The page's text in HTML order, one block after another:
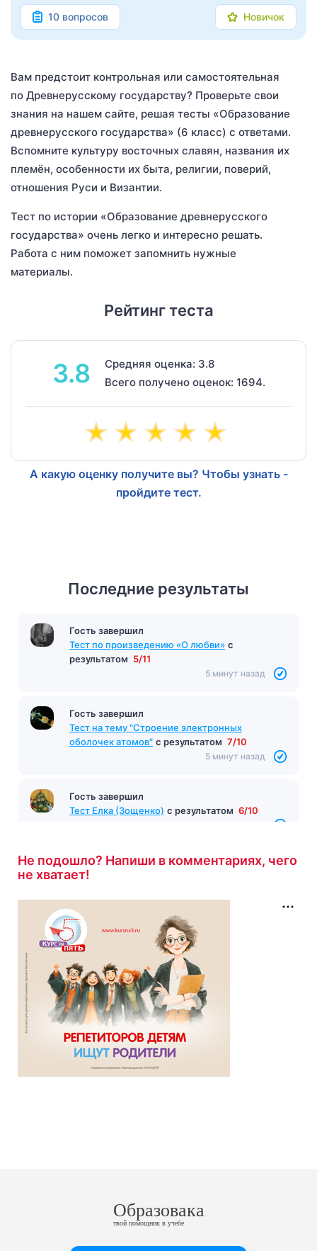
10 вопросов Новичок
Вам предстоит контрольная или самостоятельная
по Древнерусскому государству? Проверьте свои
знания на нашем сайте, решая тесты «Образование
древнерусского государства» (6 класс) с ответами.
Вспомните культуру восточных славян, названия их
племён, особенности их быта, религии, поверий,
отношения Руси и Византии.
Тест по истории «Образование древнерусского
государства» очень легко и интересно решать.
Работа с ним поможет запомнить нужные
материалы.
Рейтинг теста
3.8
Средняя оценка: 3.8
Всего получено оценок: 1694.
А какую оценку получите вы? Чтобы узнать -
пройдите тест.
Последние результаты
Гость завершил
Тест по произведению «О любви» с
результатом 5/11
5 минут назад
Гость завершил
Тест на тему "Строение электронных
оболочек атомов" с результатом 7/10
5 минут назад
Гость завершил
Тест Елка (Зощенко) с результатом 6/10
Не подошло? Напиши в комментариях, чего
не хватает!
Образовака
твой помощник в учебе